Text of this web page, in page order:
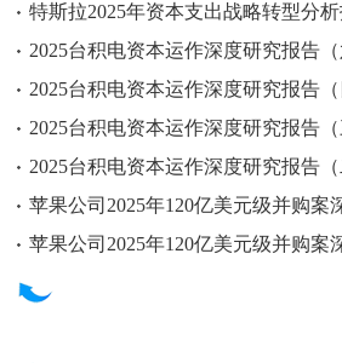
特斯拉2025年资本支出战略转型分析
2025台积电资本运作深度研究报告（
2025台积电资本运作深度研究报告（
2025台积电资本运作深度研究报告（
2025台积电资本运作深度研究报告（
苹果公司2025年120亿美元级并购案
苹果公司2025年120亿美元级并购案